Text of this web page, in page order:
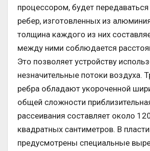
процессором, будет передаваться
ребер, изготовленных из
толщина каждого из них
между ними соблюдается
Это позволяет устройству
незначительные потоки воздуха.
ребра обладают укороченной
общей сложности
рассеивания составляет около
квадратных сантиметров. В
предусмотрены специальные